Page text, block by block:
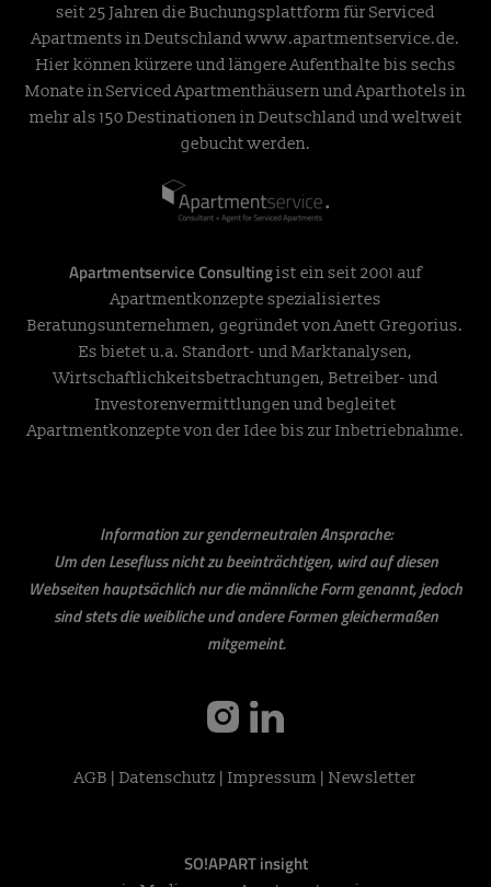
seit 25 Jahren die Buchungsplattform für Serviced
Apartments in Deutschlandwww.apartmentservice.de.
Hier können kürzere und längere Aufenthalte bis sechs
Monate in Serviced Apartmenthäusern und Aparthotels in
mehr als 150 Destinationen in Deutschland und weltweit
gebucht werden.
Apartmentservice Consultingist ein seit 2001 auf
Apartmentkonzepte spezialisiertes
Beratungsunternehmen, gegründet von Anett Gregorius.
Es bietet u.a. Standort- und Marktanalysen,
Wirtschaftlichkeitsbetrachtungen, Betreiber- und
Investorenvermittlungen und begleitet
Apartmentkonzepte von der Idee bis zur Inbetriebnahme.
Information zur genderneutralen Ansprache:
Um den Lesefluss nicht zu beeinträchtigen, wird auf diesen
Webseiten hauptsächlich nur die männliche Form genannt, jedoch
sind stets die weibliche und andere Formen gleichermaßen
mitgemeint.
instagram
AGB Datenschutz Impressum Newsletter
SO!APART insight